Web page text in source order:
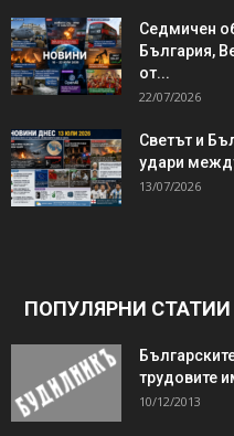
Седмичен
България,
от...
22/07/2026
Светът и
удари
13/07/2026
ПОПУЛЯРНИ СТАТИИ
трудовите
10/12/2013